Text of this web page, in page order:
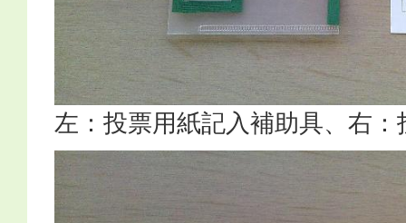
左：投票用紙記入補助具、右：